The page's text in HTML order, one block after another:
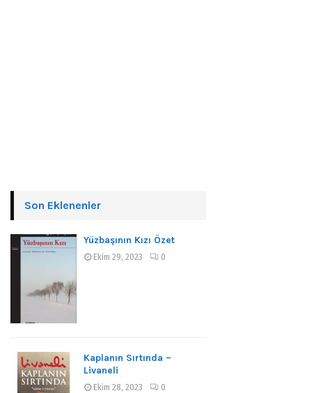
Son Eklenenler
Yüzbaşının Kızı Özet
Ekim 29, 2023 0
Kaplanın Sırtında –
Livaneli
Ekim 28, 2023 0